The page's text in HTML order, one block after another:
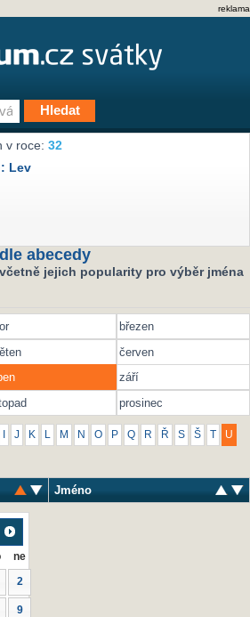
reklama
v roce:32
Lev
abecedy
jejich popularity pro výběr jména
březen
červen
září
prosinec
J K L M N O P Q R Ř S Š U
Jméno
ne
2
9